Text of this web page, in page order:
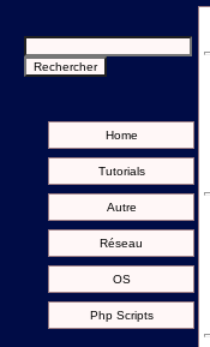
Home
Tutorials
Autre
Réseau
OS
Php Scripts